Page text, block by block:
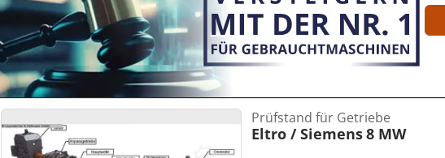
Prüfstand für Getriebe
Eltro / Siemens8 MW